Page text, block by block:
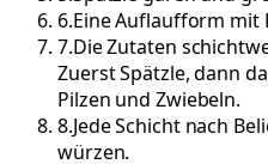
6.Eine Auflaufform mit
7.Die Zutaten
Zuerst Spätzle, dann
Pilzen und Zwiebeln.
8.Jede Schicht nach
würzen.